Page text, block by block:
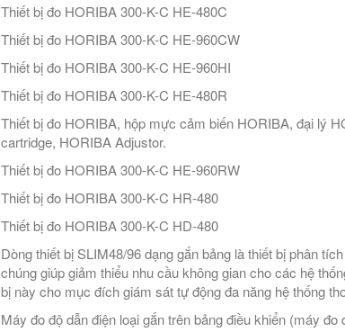
Thiết bị đo HORIBA 300-K-C HE-480C
Thiết bị đo HORIBA 300-K-C HE-960CW
Thiết bị đo HORIBA 300-K-C HE-960HI
Thiết bị đo HORIBA 300-K-C HE-480R
Thiết bị đo HORIBA, hộp mực cảm biến HORIBA, đại lý
cartridge, HORIBA Adjustor.
Thiết bị đo HORIBA 300-K-C HE-960RW
Thiết bị đo HORIBA 300-K-C HR-480
Thiết bị đo HORIBA 300-K-C HD-480
Dòng thiết bị SLIM48/96 dạng gắn bảng là thiết bị phân
chúng giúp giảm thiểu nhu cầu không gian cho các hệ
bị này cho mục đích giám sát tự động đa năng hệ thống
Máy đo độ dẫn điện loại gắn trên bảng điều khiển (máy đo